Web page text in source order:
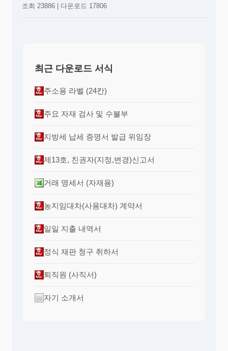
조회 23886 | 다운로드 17806
최근 다운로드 서식
주소용 라벨 (24칸)
주요 자재 검사 및 수불부
지방세 납세 증명서 발급 위임장
제13호, 친권자(지정,변경)신고서
거래 명세서 (자재용)
농지임대차(사용대차) 계약서
일일 지출 내역서
정식 재판 청구 취하서
퇴직원 (사직서)
자기 소개서